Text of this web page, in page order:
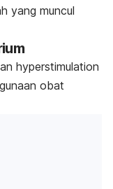
yang muncul
hyperstimulation
obat